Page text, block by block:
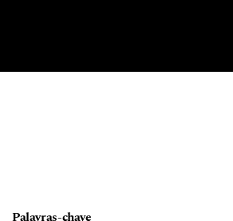
Palavras-chave